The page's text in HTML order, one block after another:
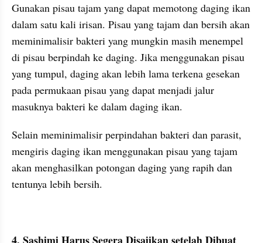
Gunakan pisau tajam yang dapat memotong daging ikan
dalam satu kali irisan. Pisau yang tajam dan bersih akan
meminimalisir bakteri yang mungkin masih menempel
di pisau berpindah ke daging. Jika menggunakan pisau
yang tumpul, daging akan lebih lama terkena gesekan
pada permukaan pisau yang dapat menjadi jalur
masuknya bakteri ke dalam daging ikan.
Selain meminimalisir perpindahan bakteri dan parasit,
mengiris daging ikan menggunakan pisau yang tajam
akan menghasilkan potongan daging yang rapih dan
tentunya lebih bersih.